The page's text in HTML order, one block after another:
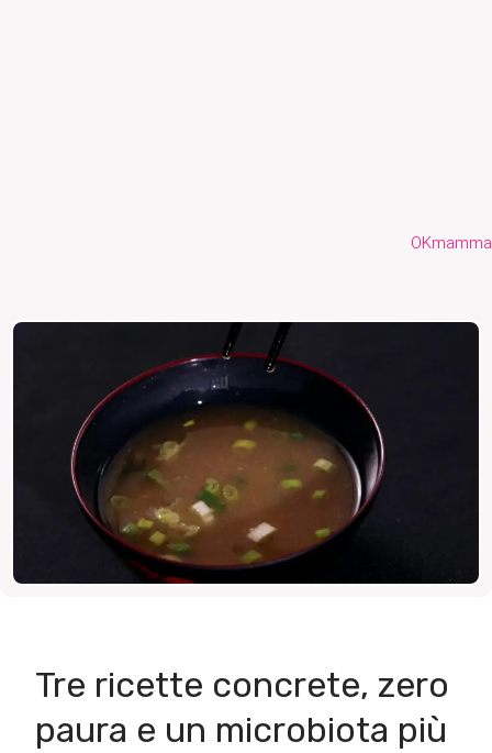
OKmamma
Tre ricette concrete, zero
paura e un microbiota più